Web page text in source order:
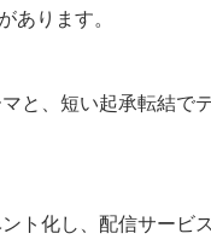
あります。
と、短い起承転結で
ト化し、配信サービ